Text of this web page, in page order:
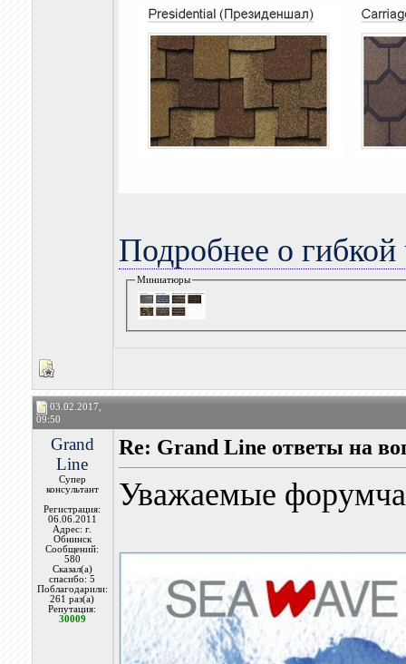
Подробнее о
Миниатюры
03.02.2017,
09:50
Grand
Line
Супер
консультант
Регистрация:
06.06.2011
Адрес: г.
Обнинск
Сообщений:
580
Сказал(а)
спасибо: 5
Поблагодарили:
261 раз(а)
Репутация:
30009
Re: Grand Line ответы на
Уважаемые